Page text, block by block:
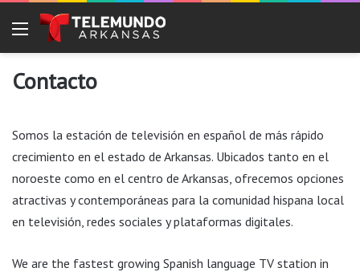
Menu
Contacto
Somos la estación de televisión en español de más rápido
crecimiento en el estado de Arkansas. Ubicados tanto en el
noroeste como en el centro de Arkansas, ofrecemos opciones
atractivas y contemporáneas para la comunidad hispana local
en televisión, redes sociales y plataformas digitales.
We are the fastest growing Spanish language TV station in